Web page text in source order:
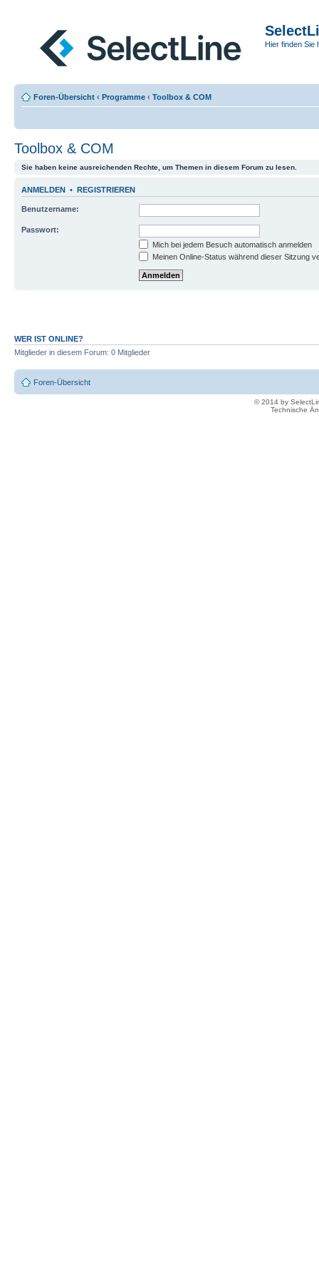
Hier finden Sie
Foren-Übersicht ‹ Programme ‹ Toolbox & COM
Toolbox & COM
Sie haben keine ausreichenden Rechte, um Themen in diesem Forum zu lesen.
ANMELDEN • REGISTRIEREN
Benutzername:
Passwort:
Mich bei jedem Besuch automatisch anmelden
Meinen Online-Status während dieser Sitzung
WER IST ONLINE?
Mitglieder in diesem Forum: 0 Mitglieder
Foren-Übersicht
© 2014 by
Technische